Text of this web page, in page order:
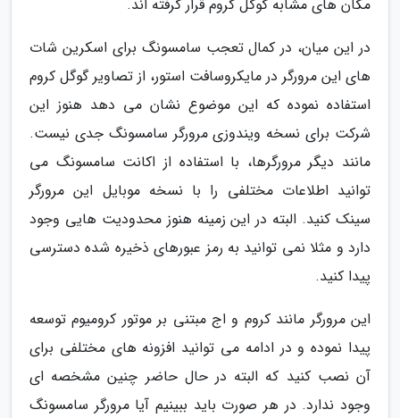
مکان های مشابه گوگل کروم قرار گرفته اند.
در این میان، در کمال تعجب سامسونگ برای اسکرین شات
های این مرورگر در مایکروسافت استور، از تصاویر گوگل کروم
استفاده نموده که این موضوع نشان می دهد هنوز این
شرکت برای نسخه ویندوزی مرورگر سامسونگ جدی نیست.
مانند دیگر مرورگرها، با استفاده از اکانت سامسونگ می
توانید اطلاعات مختلفی را با نسخه موبایل این مرورگر
سینک کنید. البته در این زمینه هنوز محدودیت هایی وجود
دارد و مثلا نمی توانید به رمز عبورهای ذخیره شده دسترسی
پیدا کنید.
این مرورگر مانند کروم و اج مبتنی بر موتور کرومیوم توسعه
پیدا نموده و در ادامه می توانید افزونه های مختلفی برای
آن نصب کنید که البته در حال حاضر چنین مشخصه ای
وجود ندارد. در هر صورت باید ببینیم آیا مرورگر سامسونگ